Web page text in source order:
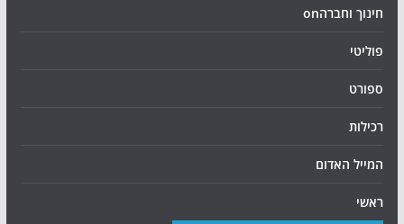
חינוך וחברהon
פוליטי
ספורט
רכילות
המייל האדום
ראשי